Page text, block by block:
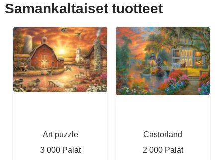
Samankaltaiset tuotteet
Art puzzle
3 000 Palat
Castorland
2 000 Palat